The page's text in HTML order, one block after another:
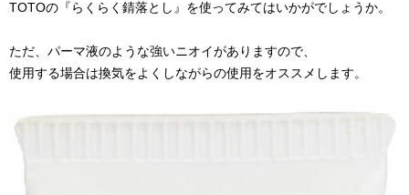
TOTOの『らくらく錆落とし』を使ってみてはいかがでしょうか。
ただ、パーマ液のような強いニオイがありますので、
使用する場合は換気をよくしながらの使用をオススメします。